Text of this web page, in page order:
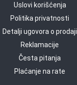
Uslovi korišćenja
Politika privatnosti
Detalji ugovora o prodaji
Reklamacije
Česta pitanja
Plaćanje na rate